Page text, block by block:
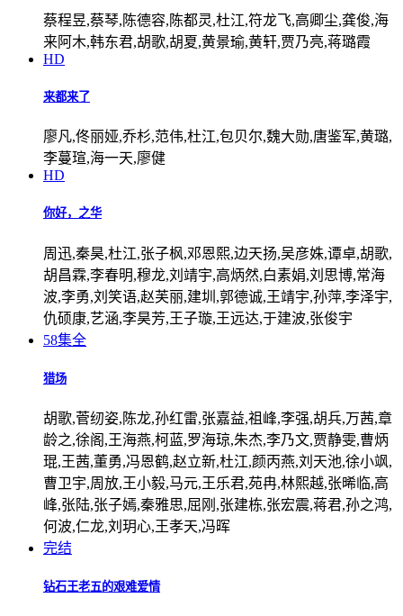
蔡程昱,蔡琴,陈德容,陈都灵,杜江,符龙飞,高卿尘,龚俊,海
来阿木,韩东君,胡歌,胡夏,黄景瑜,黄轩,贾乃亮,蒋璐霞
HD
来都来了
廖凡,佟丽娅,乔杉,范伟,杜江,包贝尔,魏大勋,唐鉴军,黄璐,
李蔓瑄,海一天,廖健
HD
你好，之华
周迅,秦昊,杜江,张子枫,邓恩熙,边天扬,吴彦姝,谭卓,胡歌,
胡昌霖,李春明,穆龙,刘靖宇,高炳然,白素娟,刘思博,常海
波,李勇,刘笑语,赵芙丽,建圳,郭德诚,王靖宇,孙萍,李泽宇,
仇硕康,艺涵,李昊芳,王子璇,王远达,于建波,张俊宇
58集全
猎场
胡歌,菅纫姿,陈龙,孙红雷,张嘉益,祖峰,李强,胡兵,万茜,章
龄之,徐阁,王海燕,柯蓝,罗海琼,朱杰,李乃文,贾静雯,曹炳
琨,王茜,董勇,冯恩鹤,赵立新,杜江,颜丙燕,刘天池,徐小飒,
曹卫宇,周放,王小毅,马元,王乐君,苑冉,林熙越,张晞临,高
峰,张陆,张子嫣,秦雅思,屈刚,张建栋,张宏震,蒋君,孙之鸿,
何波,仁龙,刘玥心,王孝天,冯晖
完结
钻石王老五的艰难爱情